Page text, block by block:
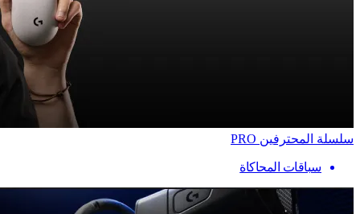
سلسلة المحترفين PRO
سباقات المحاكاة